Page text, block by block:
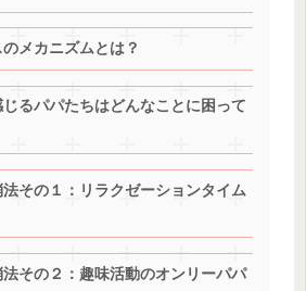
メカニズムとは？
るパパたちはどんなことに困って
法その１：リラクゼーションタイム
法その２：趣味活動のオンリーパパ